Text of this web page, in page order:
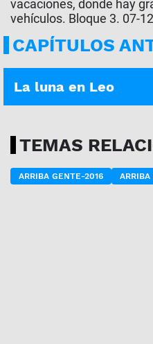
vacaciones, donde hay
vehículos. Bloque 3. 07-
CAPÍTULOS
ASÍ ES TU DÍA | 05-01-2026
La luna en Leo
TEMAS
ARRIBA GENTE-2016